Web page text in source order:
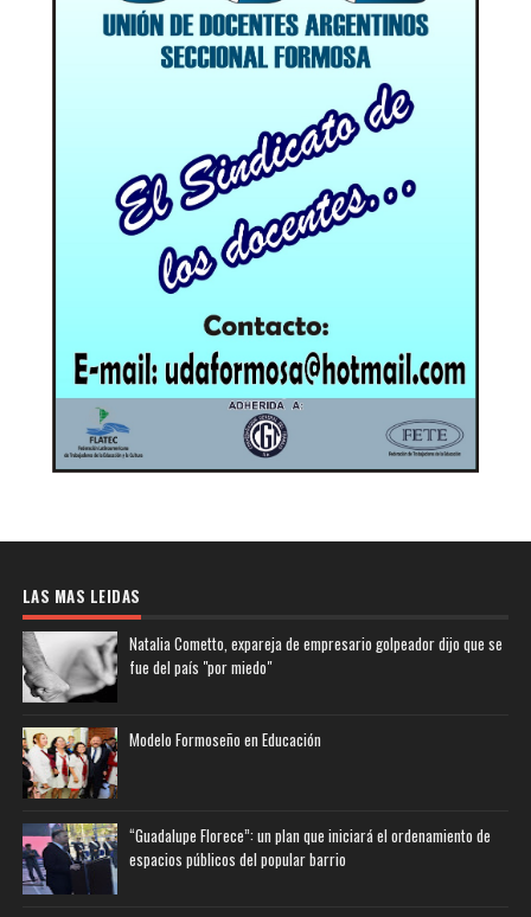
LAS MAS LEIDAS
Natalia Cometto, expareja de empresario golpeador dijo que se
fue del país "por miedo"
Modelo Formoseño en Educación
“Guadalupe Florece”: un plan que iniciará el ordenamiento de
espacios públicos del popular barrio